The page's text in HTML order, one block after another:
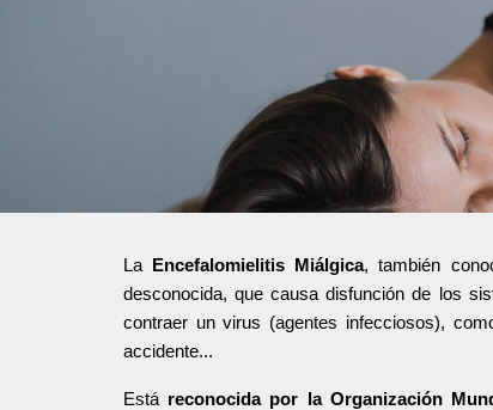
La Encefalomielitis Miálgica, también
desconocida, que causa disfunción de los
contraer un virus (agentes infecciosos),
accidente...
Estáreconocida por la Organización